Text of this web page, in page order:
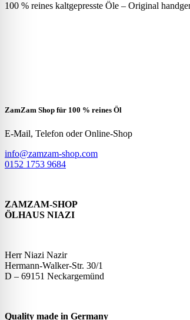
100 % reines kaltgepresste Öle – Original
ZamZam Shop für 100 % reines Öl
E-Mail, Telefon oder Online-Shop
info@zamzam-shop.com
0152 1753 9684
ZAMZAM-SHOP
ÖLHAUS NIAZI
Herr Niazi Nazir
Hermann-Walker-Str. 30/1
D – 69151 Neckargemünd
Quality made in Germany